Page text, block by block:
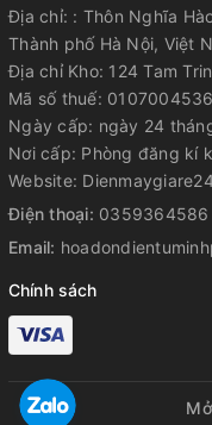
Địa chỉ: : Thôn Nghĩa
Thành phố Hà Nội, Việt
Địa chỉ Kho: 124 Tam
Mã số thuế: 0107004536
Ngày cấp: ngày 24
Nơi cấp: Phòng đăng kí
Website:
Điện thoại:
Email:
Chính sách